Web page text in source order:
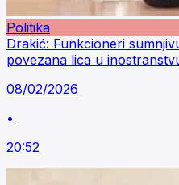
Politika
Drakić: Funkcioneri
povezana lica u
08/02/2026
•
20:52